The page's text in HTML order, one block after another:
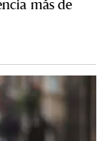
más de